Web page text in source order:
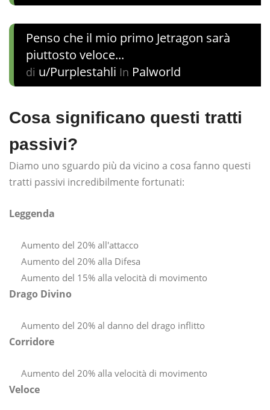
Penso che il mio primo Jetragon sarà
piuttosto veloce...
di u/Purplestahli In Palworld
Cosa significano questi tratti
passivi?
Diamo uno sguardo più da vicino a cosa fanno questi
tratti passivi incredibilmente fortunati:
Leggenda
Aumento del 20% all'attacco
Aumento del 20% alla Difesa
Aumento del 15% alla velocità di movimento
Drago Divino
Aumento del 20% al danno del drago inflitto
Corridore
Aumento del 20% alla velocità di movimento
Veloce